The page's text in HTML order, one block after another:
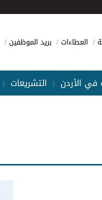
العطاءات بريد الموظفين
في الأردن | التشريعات |